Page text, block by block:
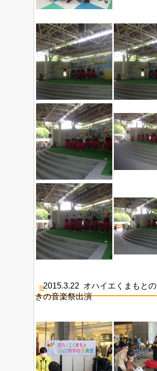
2015.3.22 オハイエくまもとの
きの音楽祭出演